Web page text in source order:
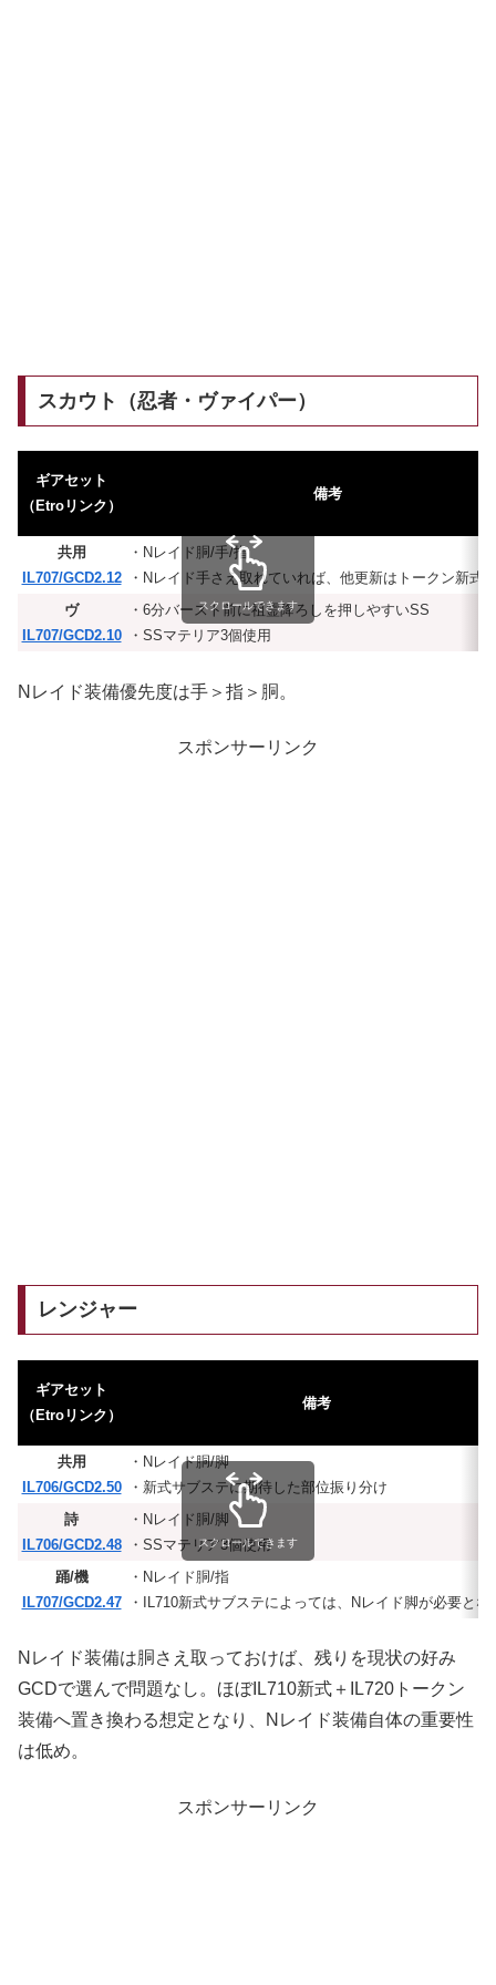
スカウト（忍者・ヴァイパー）
ギアセット
（Etroリンク）
備考
共用
IL707/GCD2.12
・Nレイド胴/手/指
・Nレイド手さえ取れていれば、他更新はトークン新式
ヴ
IL707/GCD2.10
・6分バースト前に祖霊降ろしを押しやすいSS
・SSマテリア3個使用
スクロールできます
Nレイド装備優先度は手＞指＞胴。
スポンサーリンク
レンジャー
ギアセット
（Etroリンク）
備考
共用
IL706/GCD2.50
・Nレイド胴/脚
・新式サブステに期待した部位振り分け
詩
IL706/GCD2.48
・Nレイド胴/脚
・SSマテリア3個使用
踊/機
IL707/GCD2.47
・Nレイド胴/指
・IL710新式サブステによっては、Nレイド脚が必要とな
スクロールできます
Nレイド装備は胴さえ取っておけば、残りを現状の好み
GCDで選んで問題なし。ほぼIL710新式＋IL720トークン
装備へ置き換わる想定となり、Nレイド装備自体の重要性
は低め。
スポンサーリンク